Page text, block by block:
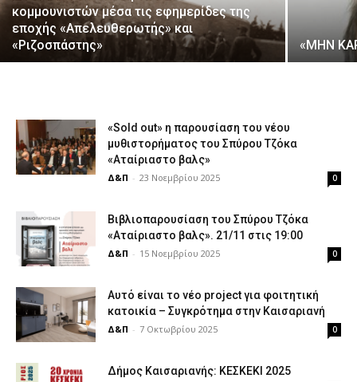
κομμουνιστών μέσα τις εφημερίδες της
εποχής «Απελευθερωτής» και
«Ριζοσπάστης»
«ΜΗΝ
«Sold out» η παρουσίαση του νέου
μυθιστορήματος του Σπύρου Τζόκα
«Αταίριαστο βαλς»
Δ&Π - 23 Νοεμβρίου 2025 0
Βιβλιοπαρουσίαση του Σπύρου Τζόκα
«Αταίριαστο βαλς». 21/11 στις 19:00
Δ&Π - 15 Νοεμβρίου 2025 0
Αυτό είναι το νέο project για φοιτητική
κατοικία – Συγκρότημα στην Καισαριανή
Δ&Π - 7 Οκτωβρίου 2025 0
Δήμος Καισαριανής: ΚΕΣΚΕΚΙ 2025